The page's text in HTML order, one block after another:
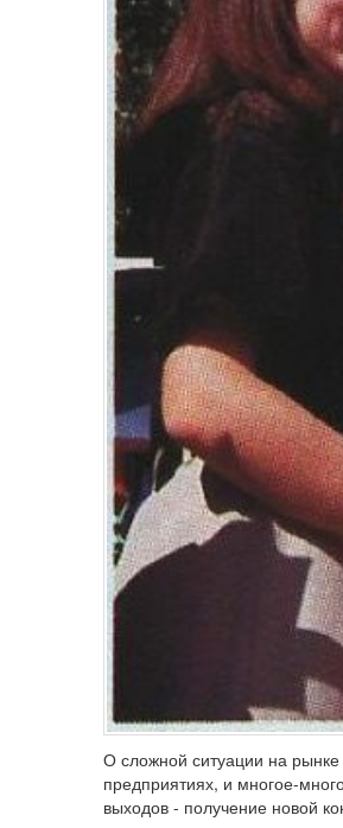
О сложной ситуации на
предприятиях, и многое-
выходов - получение новой